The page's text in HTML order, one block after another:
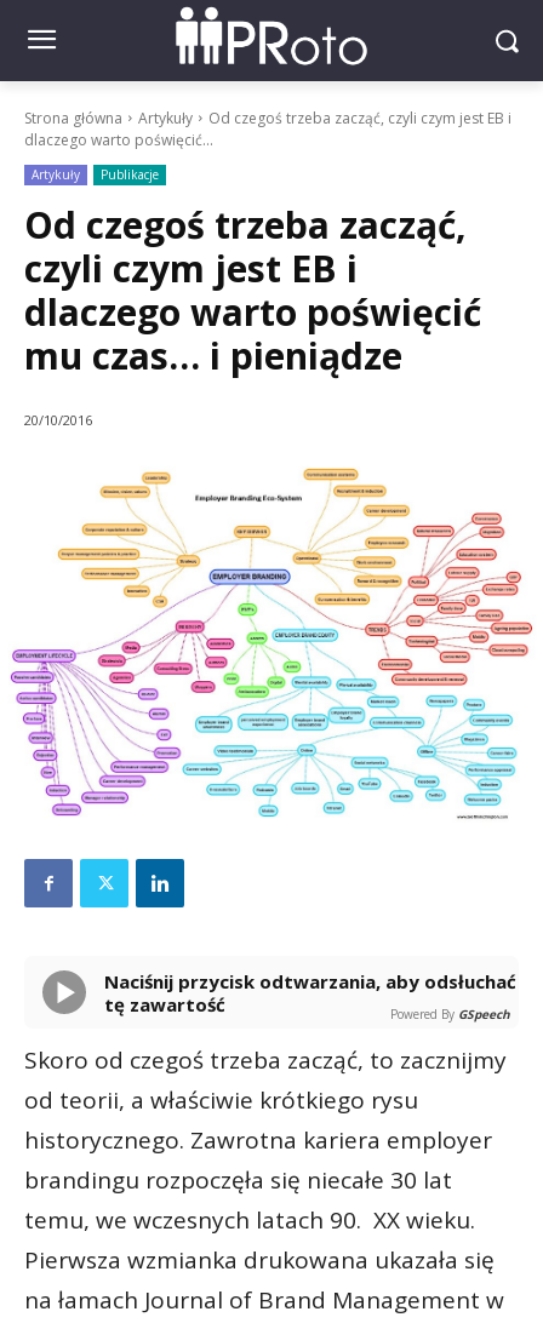
Strona główna Artykuły
Od czegoś trzeba zacząć, czyli czym jest EB i
dlaczego warto poświęcić...
Artykuły Publikacje
Od czegoś trzeba zacząć,
czyli czym jest EB i
dlaczego warto poświęcić
mu czas… i pieniądze
20/10/2016
Naciśnij przycisk odtwarzania, aby odsłuchać
tę zawartość
Powered By GSpeech
Skoro od czegoś trzeba zacząć, to zacznijmy
od teorii, a właściwie krótkiego rysu
historycznego. Zawrotna kariera employer
brandingu rozpoczęła się niecałe 30 lat
temu, we wczesnych latach 90. XX wieku.
Pierwsza wzmianka drukowana ukazała się
na łamach Journal of Brand Management w